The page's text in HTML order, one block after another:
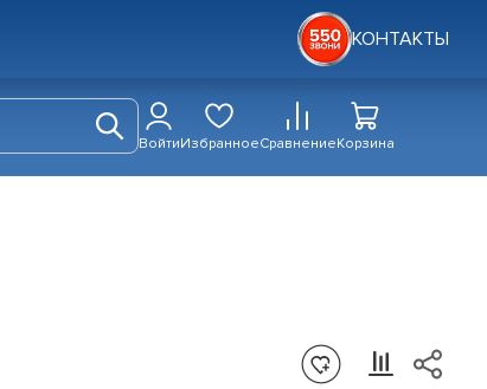
КОНТАКТЫ
ВойтиИзбранноеСравнениеКорзина